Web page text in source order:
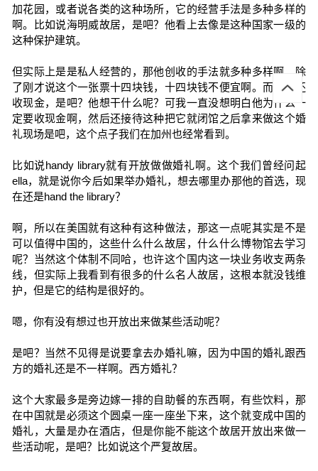
加花园，或者说各类的这种场所，它的经营手法是多种多样的
啊。比如说海明威故居，是吧？他看上去像是这种国家一级的
这种保护建筑。
但实际上是是私人经营的，那他创收的手法就多种多样啊。除
了刚才说这个一张票十四块钱，十四块钱不便宜啊。而且他还
收现金，是吧？他想干什么呢？可我一直没想明白他为什么一
定要收现金啊，然后还接待这种把它就闭馆之后拿来做这个婚
礼现场是吧，这个点子我们在加州也经常看到。
比如说handy library就有开放做做婚礼啊。这个我们曾经问起
ella，就是说你今后如果举办婚礼，想去哪里办那他的首选，现
在还是hand the library？
啊，所以在美国就有这种有这种做法，那这一点呢其实是不是
可以值得中国的，这些什么什么故居，什么什么博物馆去学习
呢？当然这个体制不同哈，也许这个国内这一块业务收支两条
线，但实际上我看到有很多的什么名人故居，这根本就没钱维
护，但是它的结构是很好的。
嗯，你有没有想过也开放出来做某些活动呢？
是吧？当然不见得是说要拿去办婚礼嘛，因为中国的婚礼跟西
方的婚礼还是不一样啊。西方婚礼？
这个大家最多是旁边嫁一排的自助餐的东西啊，有些饮料，那
在中国就是必须这个圆桌一座一座坐下来，这个就变成中国的
婚礼，大量是办在酒店，但是你能不能这个故居开放出来做一
些活动呢，是吧？比如说这个严复故居。